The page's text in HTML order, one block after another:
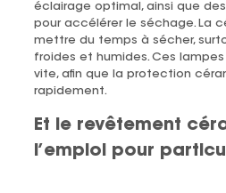
éclairage optimal, ainsi que
pour accélérer le séchage. La
mettre du temps à sécher,
froides et humides. Ces
vite, afin que la protection
rapidement.
Et le revêtement
l’emploi pour